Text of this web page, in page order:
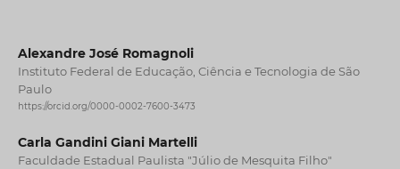
Alexandre José Romagnoli
Instituto Federal de Educação, Ciência e Tecnologia de São
Paulo
https://orcid.org/0000-0002-7600-3473
Carla Gandini Giani Martelli
Faculdade Estadual Paulista "Júlio de Mesquita Filho"